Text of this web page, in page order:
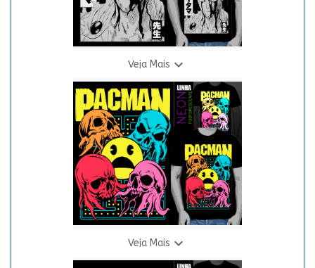
Veja Mais 
Camiseta One Punch Man - Saitama
R$ 69,90
3 X R$ 24,94
Veja Mais 